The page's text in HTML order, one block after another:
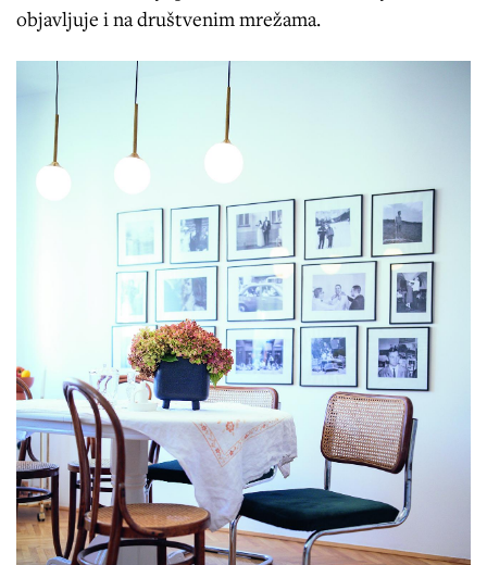
objavljuje i na društvenim mrežama.